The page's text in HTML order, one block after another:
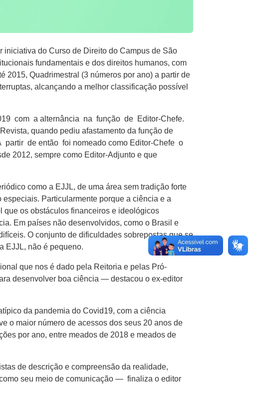
iniciativa do Curso de Direito do Campus de São
fundamentais e dos direitos humanos, com
2015, Quadrimestral (3 números por ano) a partir de
alcançando a melhor classificação possível
com a alternância na função de Editor-Chefe.
quando pediu afastamento da função de
de então foi nomeado como Editor-Chefe o
2012, sempre como Editor-Adjunto e que
como a EJJL, de uma área sem tradição forte
Particularmente porque a ciência e a
os obstáculos financeiros e ideológicos
Em países não desenvolvidos, como o Brasil e
O conjunto de dificuldades sobrepostas que se
EJJL, não é pequeno.
que nos é dado pela Reitoria e pelas Pró-
desenvolver boa ciência — destacou o ex-editor
da pandemia do Covid19, com a ciência
o maior número de acessos dos seus 20 anos de
por ano, entre meados de 2018 e meados de
de descrição e compreensão da realidade,
seu meio de comunicação — finaliza o editor